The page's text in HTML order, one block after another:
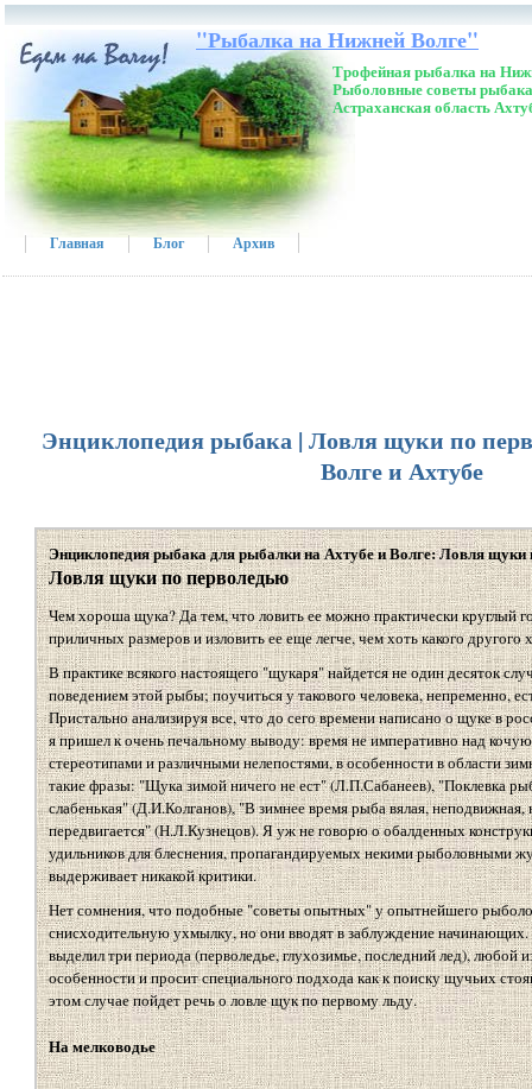
"Рыбалка на Нижней Волге"
Трофейная рыбалка на
Рыболовные советы
Астраханская область
Главная Блог Архив
Энциклопедия рыбака | Ловля щуки по
Волге и Ахтубе
Энциклопедия рыбака для рыбалки на Ахтубе и Волге: Ловля щуки
Ловля щуки по перволедью
Чем хороша щука? Да тем, что ловить ее можно практически круглый
приличных размеров и изловить ее еще легче, чем хоть какого другого
В практике всякого настоящего "щукаря" найдется не один десяток
поведением этой рыбы; поучиться у такового человека, непременно,
Пристально анализируя все, что до сего времени написано о щуке в
я пришел к очень печальному выводу: время не императивно над
стереотипами и различными нелепостями, в особенности в области
такие фразы: "Щука зимой ничего не ест" (Л.П.Сабанеев), "Поклевка
слабенькая" (Д.И.Колганов), "В зимнее время рыба вялая, неподвижная,
передвигается" (Н.Л.Кузнецов). Я уж не говорю о обалденных
удильников для блеснения, пропагандируемых некими рыболовными
выдерживает никакой критики.
Нет сомнения, что подобные "советы опытных" у опытнейшего
снисходительную ухмылку, но они вводят в заблуждение
выделил три периода (перволедье, глухозимье, последний лед), любой
особенности и просит специального подхода как к поиску щучьих
этом случае пойдет речь о ловле щук по первому льду.
На мелководье